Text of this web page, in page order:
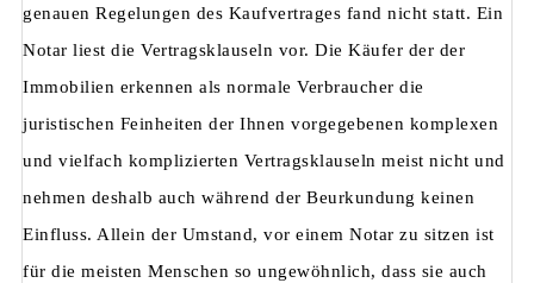
genauen Regelungen des Kaufvertrages fand nicht statt. Ein
Notar liest die Vertragsklauseln vor. Die Käufer der der
Immobilien erkennen als normale Verbraucher die
juristischen Feinheiten der Ihnen vorgegebenen komplexen
und vielfach komplizierten Vertragsklauseln meist nicht und
nehmen deshalb auch während der Beurkundung keinen
Einfluss. Allein der Umstand, vor einem Notar zu sitzen ist
für die meisten Menschen so ungewöhnlich, dass sie auch